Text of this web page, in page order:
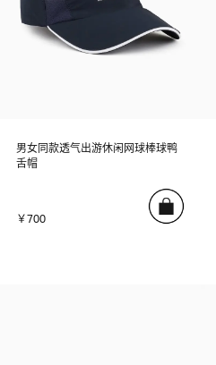
男女同款透气出游休闲网球棒球鸭
舌帽
￥700